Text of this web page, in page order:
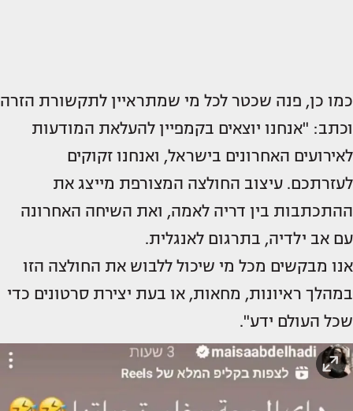
כמו כן, פנה שכטר לכל מי שמתראיין לתקשורת הזרה
וכתב: "אנחנו יוצאים בקמפיין להעלאת המודעות
לאירועים האחרונים בישראל, ואנחנו זקוקים
לעזרתכם. עיצוב החולצה המצורפת מייצג את
ההתכתבות בין דריה לאמה, ואת השיחה האחרונה
עם אב ילדיה, בתרגום לאנגלית.
אנו מבקשים מכל מי שיכול ללבוש את החולצה הזו
במהלך ראיונות, מחאות, או בעת יצירת סרטונים כדי
שכל העולם ידע".